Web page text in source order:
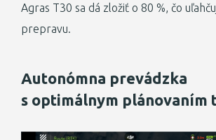
Agras T30 sa dá zložiť o 80 %, čo
prepravu.
Autonómna prevádzka
s optimálnym plánovaním